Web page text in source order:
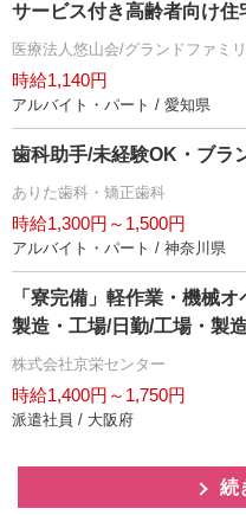
サービス付き高齢者向け住
医療法人悠山会/グランドファミ
時給1,140円
アルバイト・パート / 愛知県
歯科助手/未経験OK・ブラ
ありた歯科・矯正歯科
時給1,300円～1,500円
アルバイト・パート / 神奈川県
「寮完備」軽作業・機械
製造・工場/日勤/工場・製
株式会社京栄センター
時給1,400円～1,750円
派遣社員 / 大阪府
続